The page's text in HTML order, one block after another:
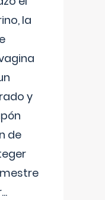
la
y
de
...